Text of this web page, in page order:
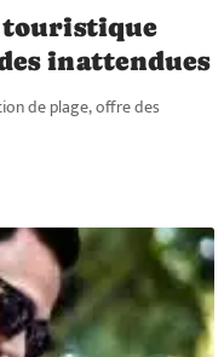
touristique
inattendues
de plage, offre des